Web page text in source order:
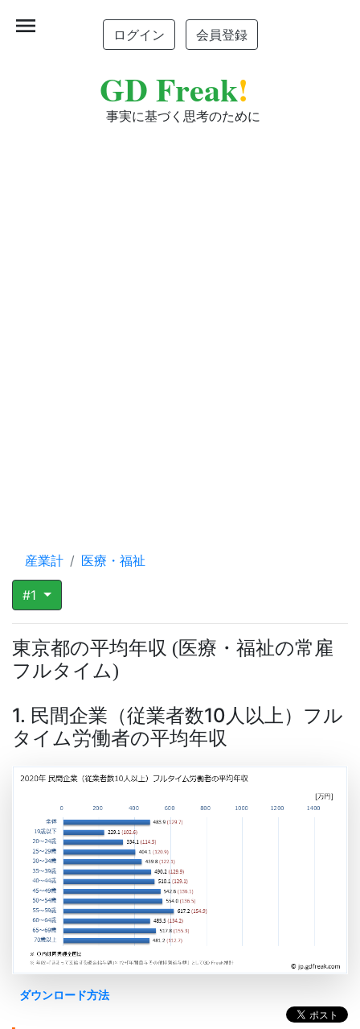
ログイン 会員登録
GD Freak!
事実に基づく思考のために
menu
産業計 医療・福祉
#1
東京都の平均年収 (医療・福祉の常雇
フルタイム)
1. 民間企業（従業者数10人以上）フル
タイム労働者の平均年収
ダウンロード方法